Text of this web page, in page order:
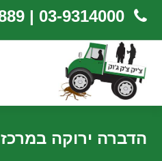
03-9314000 | 1-700-500-889
הדברה ירוקה במרכז